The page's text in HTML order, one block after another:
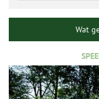
Wat